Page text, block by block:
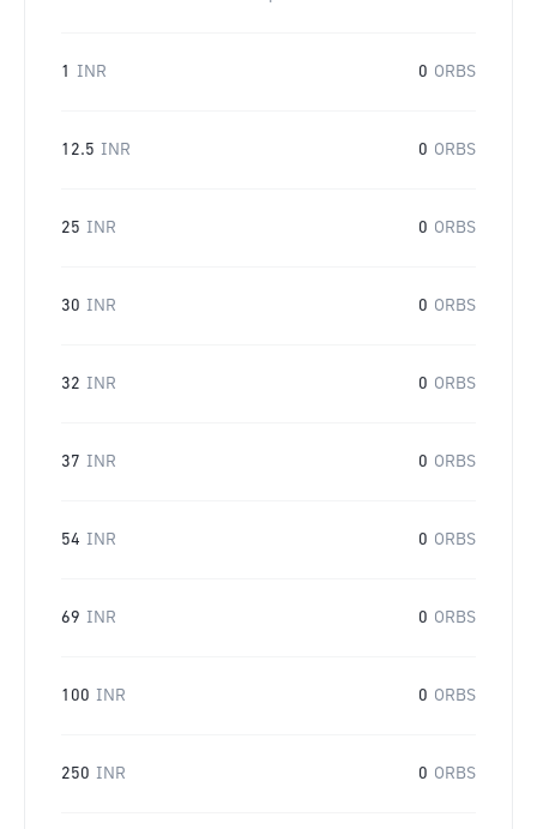
1 INR 0 ORBS
12.5 INR 0 ORBS
25 INR 0 ORBS
30 INR 0 ORBS
32 INR 0 ORBS
37 INR 0 ORBS
54 INR 0 ORBS
69 INR 0 ORBS
100 INR 0 ORBS
250 INR 0 ORBS